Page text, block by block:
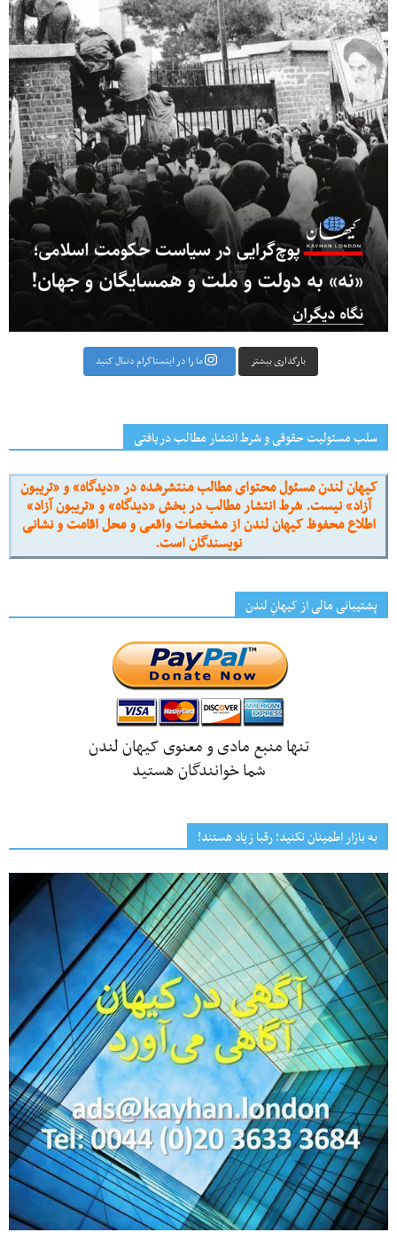
بارگذاری بیشتر ما را در اینستاگرام دنبال کنید
سلب مسئولیت حقوقی و شرط انتشار مطالب دریافتی
کیهان لندن مسئول محتوای مطالب منتشرشده در «دیدگاه» و «تریبون
آزاد» نیست. شرط انتشار مطالب در بخش «دیدگاه» و «تریبون آزاد»
اطلاع محفوظ کیهان لندن از مشخصات واقعی و محل اقامت و نشانی
نویسندگان است.
پشتیبانی مالی از کیهانِ لندن
تنها منبع مادی و معنوی کیهان لندن
شما خوانندگان هستید
به بازار اطمینان نکنید؛ رقبا زیاد هستند!